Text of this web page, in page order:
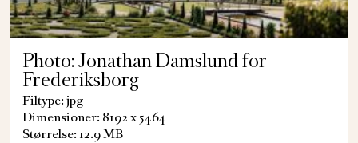
Photo: Jonathan Damslund for
Frederiksborg
Filtype: jpg
Dimensioner: 8192 x 5464
Størrelse: 12.9 MB